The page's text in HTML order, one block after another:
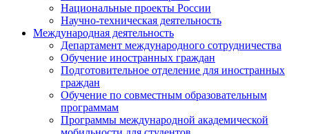
Национальные проекты России
Научно-техническая деятельность
Международная деятельность
Департамент международного сотрудничества
Обучение иностранных граждан
Подготовительное отделение для иностранных
граждан
Обучение по совместным образовательным
программам
Программы международной академической